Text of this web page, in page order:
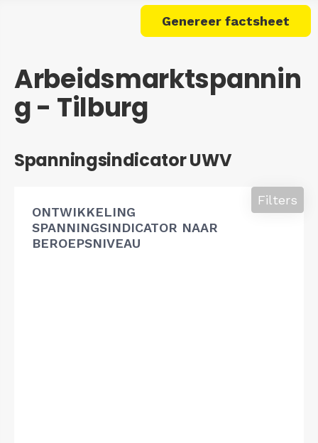
Genereer factsheet
Arbeidsmarktspannin
g - Tilburg
Spanningsindicator UWV
ONTWIKKELING
SPANNINGSINDICATOR NAAR
BEROEPSNIVEAU
Filters